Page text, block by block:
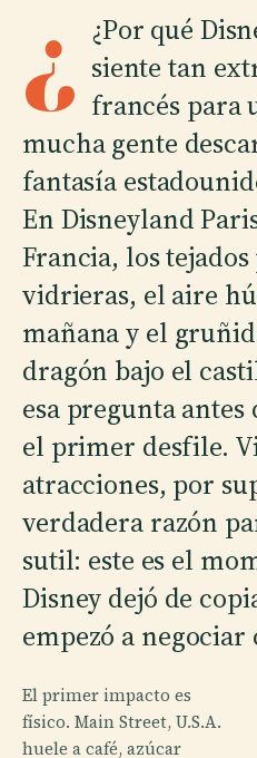
¿ ¿Por qué
siente tan
francés para
mucha gente
fantasía
En Disneyland
Francia, los
vidrieras, el aire
mañana y el
dragón bajo el
esa pregunta antes
el primer desfile.
atracciones, por
verdadera razón
sutil: este es el
Disney dejó de
empezó a negociar
El primer impacto es
físico. Main Street, U.S.A.
huele a café, azúcar